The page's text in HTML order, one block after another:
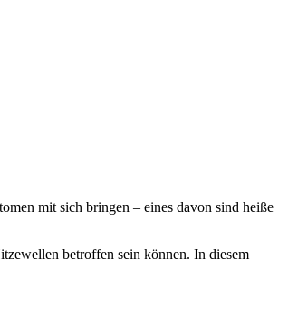
mit sich bringen – eines davon sind heiße
betroffen sein können. In diesem